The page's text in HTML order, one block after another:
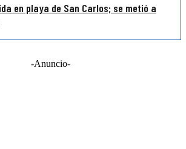
en playa de San Carlos; se metió a
-Anuncio-